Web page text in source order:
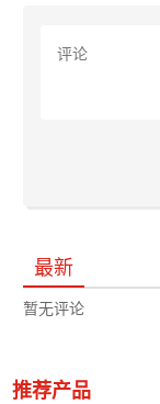
最新
暂无评论
推荐产品